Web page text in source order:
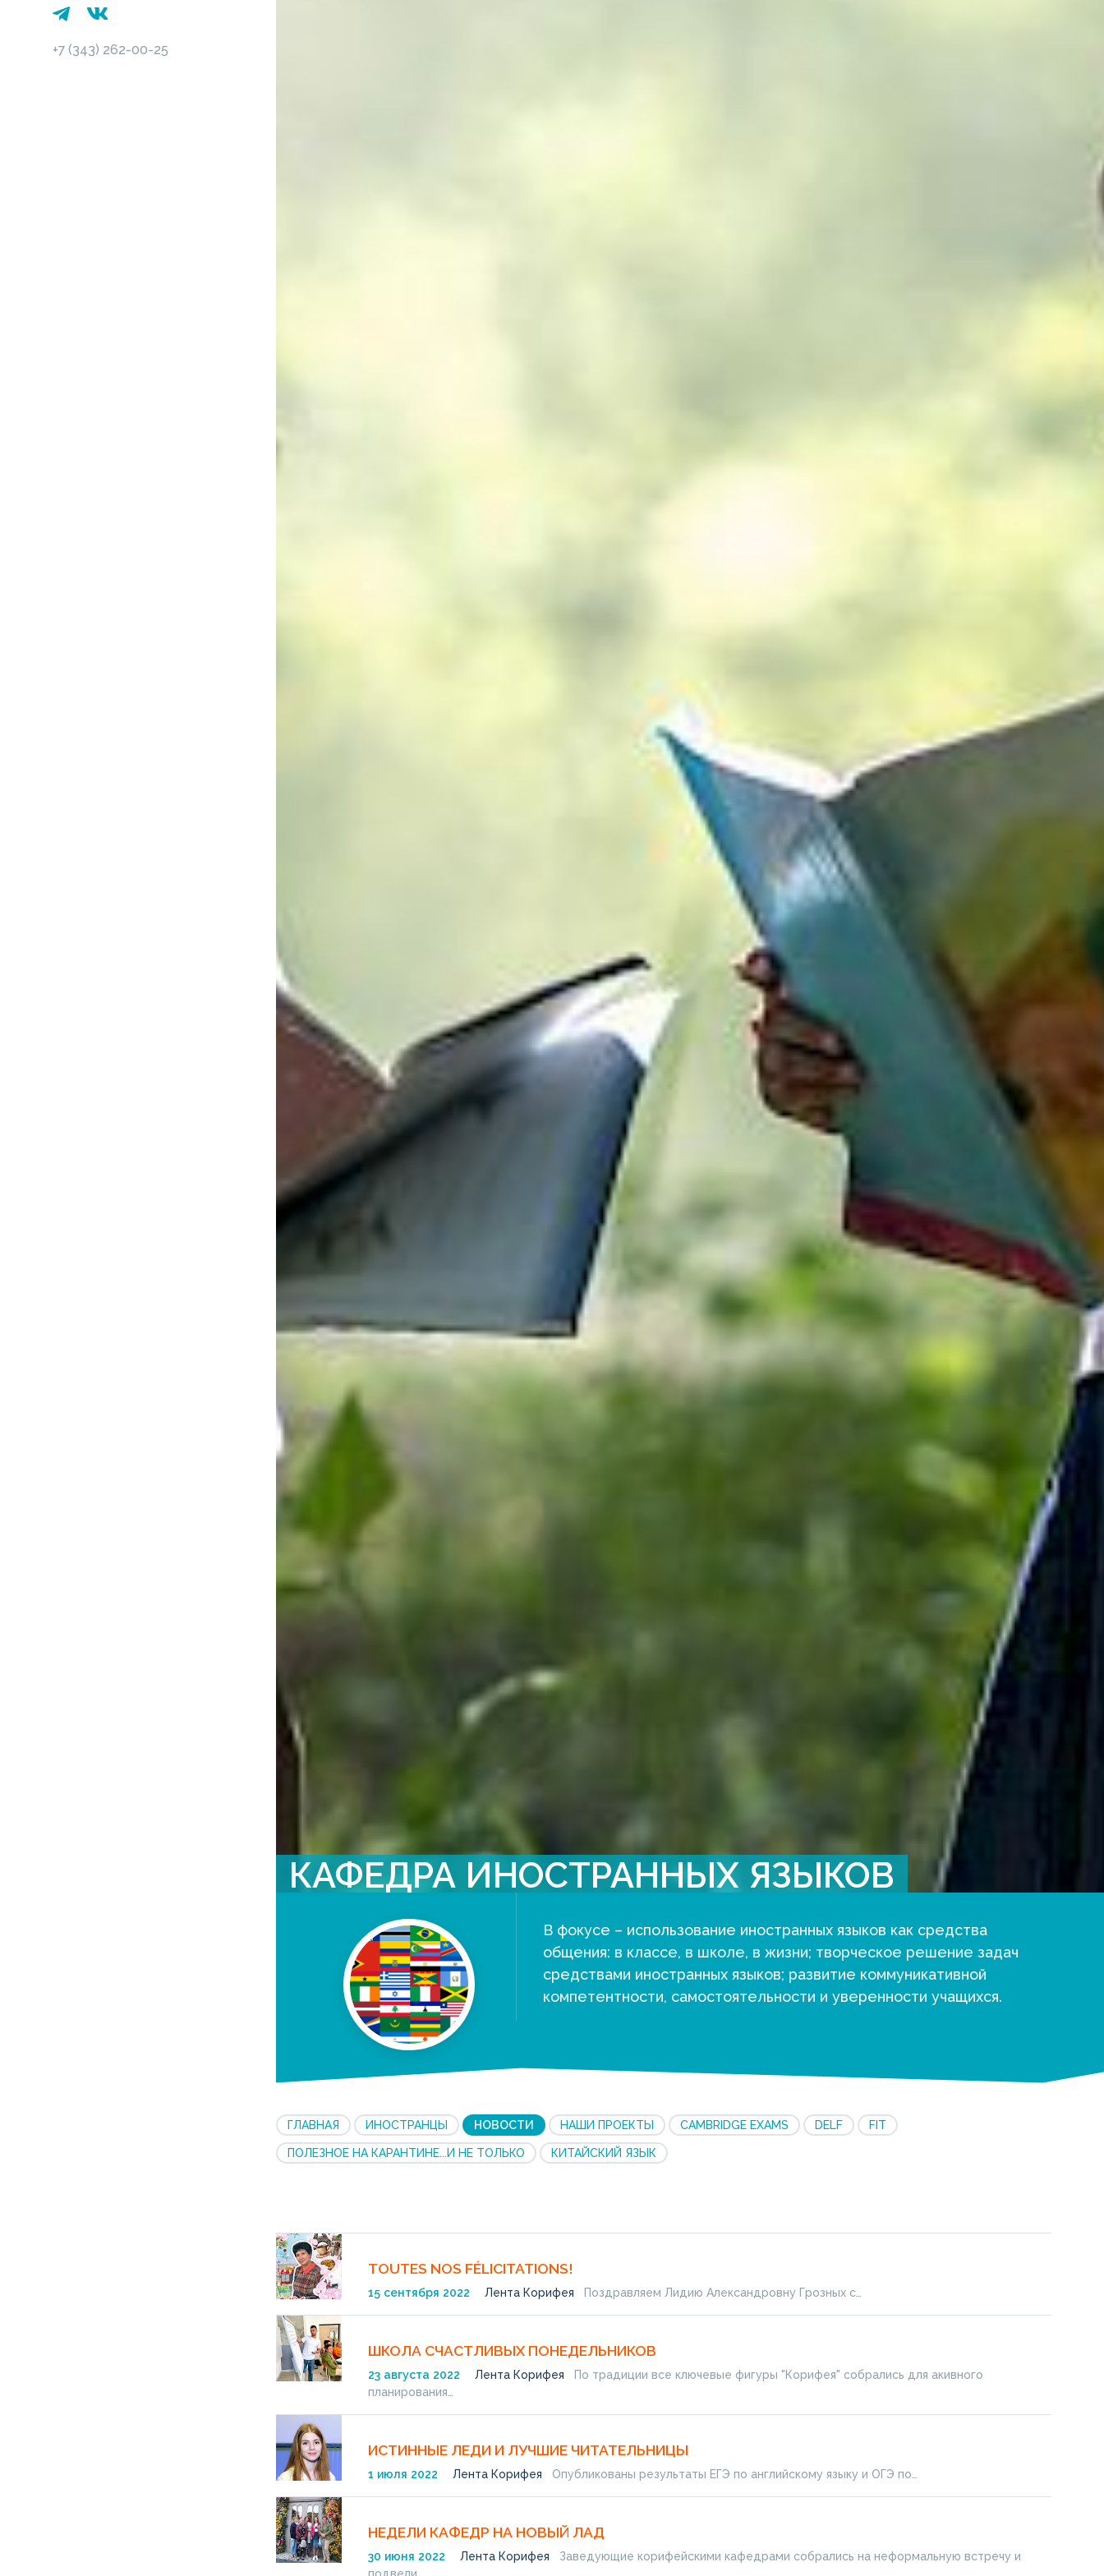
+7 (343) 262-00-25
КАФЕДРА ИНОСТРАННЫХ ЯЗЫКОВ
В фокусе – использование иностранных языков как средства
общения: в классе, в школе, в жизни; творческое решение задач
средствами иностранных языков; развитие коммуникативной
компетентности, самостоятельности и уверенности учащихся.
ГЛАВНАЯ ИНОСТРАНЦЫ НОВОСТИ НАШИ ПРОЕКТЫ CAMBRIDGE EXAMS DELF FIT
ПОЛЕЗНОЕ НА КАРАНТИНЕ...И НЕ ТОЛЬКО КИТАЙСКИЙ ЯЗЫК
TOUTES NOS FÉLICITATIONS!
15 сентября 2022 Лента Корифея Поздравляем Лидию Александровну Грозных с…
ШКОЛА СЧАСТЛИВЫХ ПОНЕДЕЛЬНИКОВ
23 августа 2022 Лента Корифея По традиции все ключевые фигуры "Корифея" собрались для акивного
планирования…
ИСТИННЫЕ ЛЕДИ И ЛУЧШИЕ ЧИТАТЕЛЬНИЦЫ
1 июля 2022 Лента Корифея Опубликованы результаты ЕГЭ по английскому языку и ОГЭ по…
НЕДЕЛИ КАФЕДР НА НОВЫЙ ЛАД
30 июня 2022 Лента Корифея Заведующие корифейскими кафедрами собрались на неформальную встречу и